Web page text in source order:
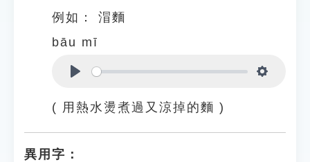
例如：
㴘麵
bāu mī
( 用熱水燙煮過又涼掉的麵 )
異用字：